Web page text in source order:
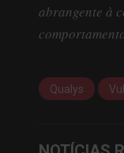
abrangente à
Qualys